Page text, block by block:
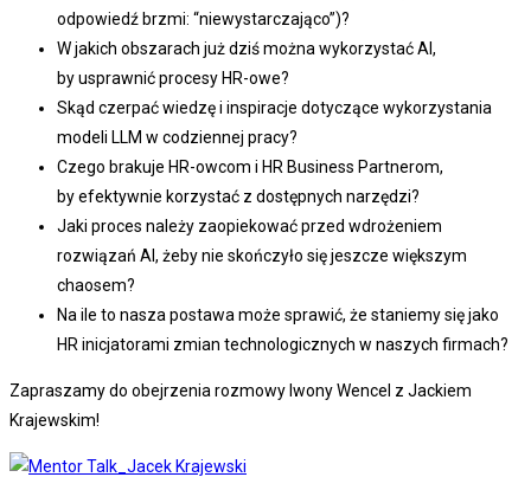
odpowiedź brzmi: “niewystarczająco”)?
W jakich obszarach już dziś można wykorzystać AI,
by usprawnić procesy HR-owe?
Skąd czerpać wiedzę i inspiracje dotyczące wykorzystania
modeli LLM w codziennej pracy?
Czego brakuje HR-owcom i HR Business Partnerom,
by efektywnie korzystać z dostępnych narzędzi?
Jaki proces należy zaopiekować przed wdrożeniem
rozwiązań AI, żeby nie skończyło się jeszcze większym
chaosem?
Na ile to nasza postawa może sprawić, że staniemy się jako
HR inicjatorami zmian technologicznych w naszych firmach?
Zapraszamy do obejrzenia rozmowy Iwony Wencel z Jackiem
Krajewskim!